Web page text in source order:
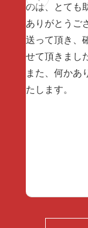
のは、とても
ありがとうご
送って頂き、
せて頂きまし
また、何かあ
たします。